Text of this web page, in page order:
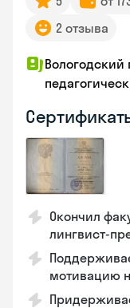
2 отзыва
Вологодский
Окончил
лингвист-
мотивацию